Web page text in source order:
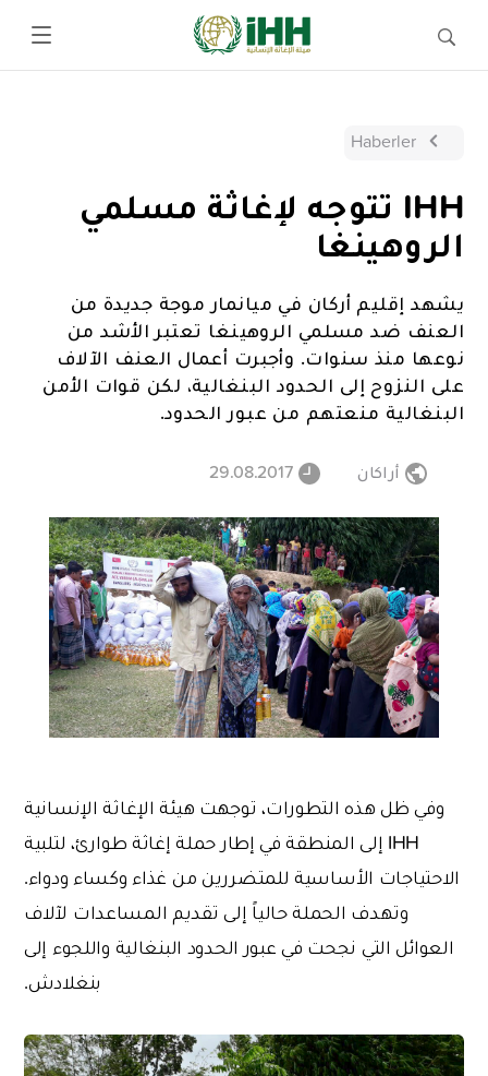
Haberler
IHH تتوجه لإغاثة مسلمي
الروهينغا
يشهد إقليم أركان في ميانمار موجة جديدة من
العنف ضد مسلمي الروهينغا تعتبر الأشد من
نوعها منذ سنوات. وأجبرت أعمال العنف الآلاف
على النزوح إلى الحدود البنغالية، لكن قوات الأمن
البنغالية منعتهم من عبور الحدود.
أراكان 29.08.2017
وفي ظل هذه التطورات، توجهت هيئة الإغاثة الإنسانية
IHH إلى المنطقة في إطار حملة إغاثة طوارئ، لتلبية
الاحتياجات الأساسية للمتضررين من غذاء وكساء ودواء.
وتهدف الحملة حالياً إلى تقديم المساعدات لآلاف
العوائل التي نجحت في عبور الحدود البنغالية واللجوء إلى
بنغلادش.